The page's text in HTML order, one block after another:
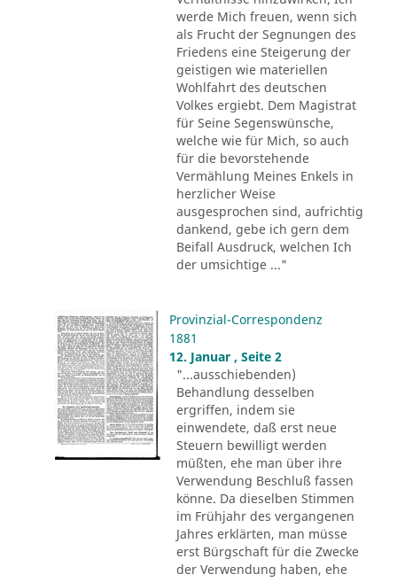
werde Mich freuen, wenn sich
als Frucht der Segnungen des
Friedens eine Steigerung der
geistigen wie materiellen
Wohlfahrt des deutschen
Volkes ergiebt. Dem Magistrat
für Seine Segenswünsche,
welche wie für Mich, so auch
für die bevorstehende
Vermählung Meines Enkels in
herzlicher Weise
ausgesprochen sind, aufrichtig
dankend, gebe ich gern dem
Beifall Ausdruck, welchen Ich
der umsichtige ..."
Provinzial-Correspondenz
1881
12. Januar , Seite 2
"...ausschiebenden)
Behandlung desselben
ergriffen, indem sie
einwendete, daß erst neue
Steuern bewilligt werden
müßten, ehe man über ihre
Verwendung Beschluß fassen
könne. Da dieselben Stimmen
im Frühjahr des vergangenen
Jahres erklärten, man müsse
erst Bürgschaft für die Zwecke
der Verwendung haben, ehe